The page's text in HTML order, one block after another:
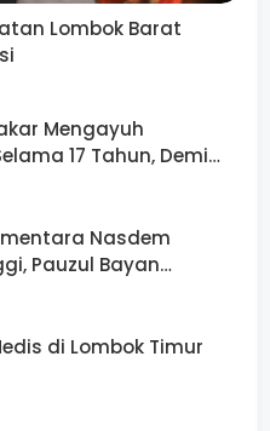
ASN dapat berperan
Ini bukan hanya ajang
strategis untuk
kolaborasi dan
demi menyambut para
"Diperkirakan
di Lombok Barat.
berikan kesan positif
Lombok Barat
Mengayuh
17 Tahun, Demi
Kemerdekaan
Nasdem
Pauzul Bayan
Kursi Dapil 3
di Lombok Timur